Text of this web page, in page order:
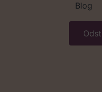
Blog